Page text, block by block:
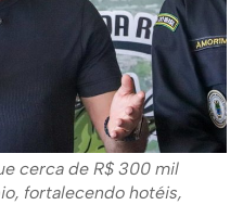
cerca de R$ 300 mil
fortalecendo hotéis,